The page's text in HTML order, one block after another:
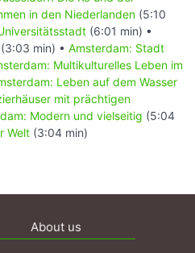
in den Niederlanden (5:10
(6:01 min) •
(3:03 min) • Amsterdam: Stadt
Multikulturelles Leben im
Leben auf dem Wasser
mit prächtigen
Modern und vielseitig (5:04
Welt (3:04 min)
About us